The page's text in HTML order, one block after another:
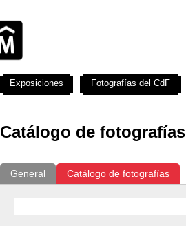
Catálogo de fotografías
General Catálogo de fotografías
Exposiciones Fotografías del CdF